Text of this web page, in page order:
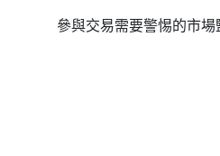
參與交易需要警惕的市